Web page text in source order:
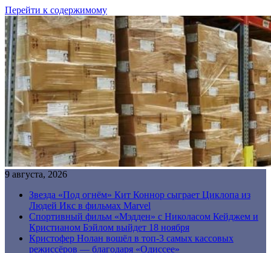
Перейти к содержимому
9 августа, 2026
Звезда «Под огнём» Кит Коннор сыграет Циклопа из
Людей Икс в фильмах Marvel
Спортивный фильм «Мэдден» с Николасом Кейджем и
Кристианом Бэйлом выйдет 18 ноября
Кристофер Нолан вошёл в топ-3 самых кассовых
режиссёров — благодаря «Одиссее»